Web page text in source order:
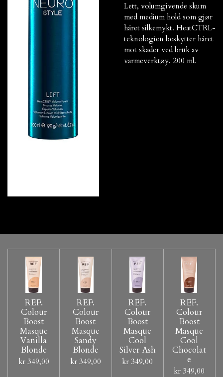
Lett, volumgivende skum
med medium hold som gjør
håret silkemykt. HeatCTRL-
teknologien beskytter håret
mot skader ved bruk av
varmeverktøy. 200 ml.
REF.
Colour
Boost
Masque
Vanilla
Blonde
kr 349,00
REF.
Colour
Boost
Masque
Sandy
Blonde
kr 349,00
REF.
Colour
Boost
Masque
Cool
Silver Ash
kr 349,00
REF.
Colour
Boost
Masque
Cool
Chocolat
e
kr 349,00